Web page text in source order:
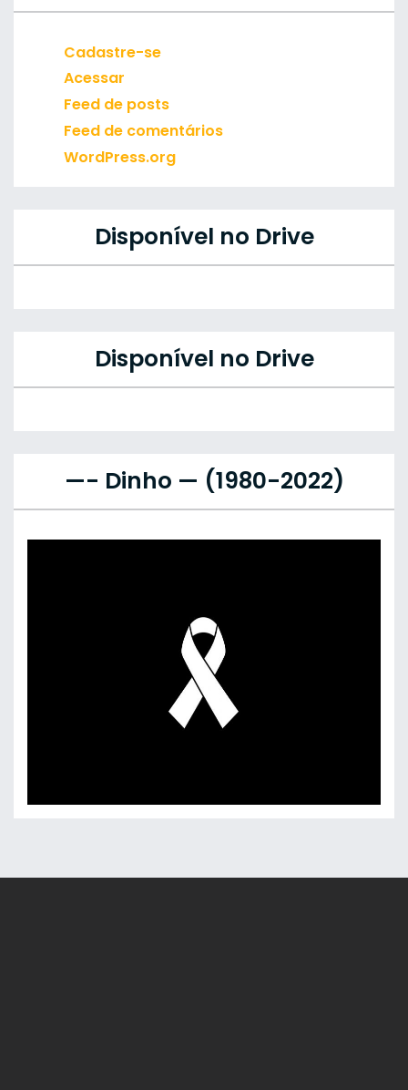
Cadastre-se
Acessar
Feed de posts
Feed de comentários
WordPress.org
Disponível no Drive
Disponível no Drive
—- Dinho — (1980-2022)